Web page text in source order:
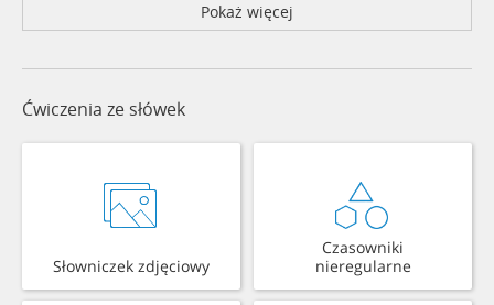
Pokaż więcej
Ćwiczenia ze słówek
Słowniczek zdjęciowy
Czasowniki
nieregularne